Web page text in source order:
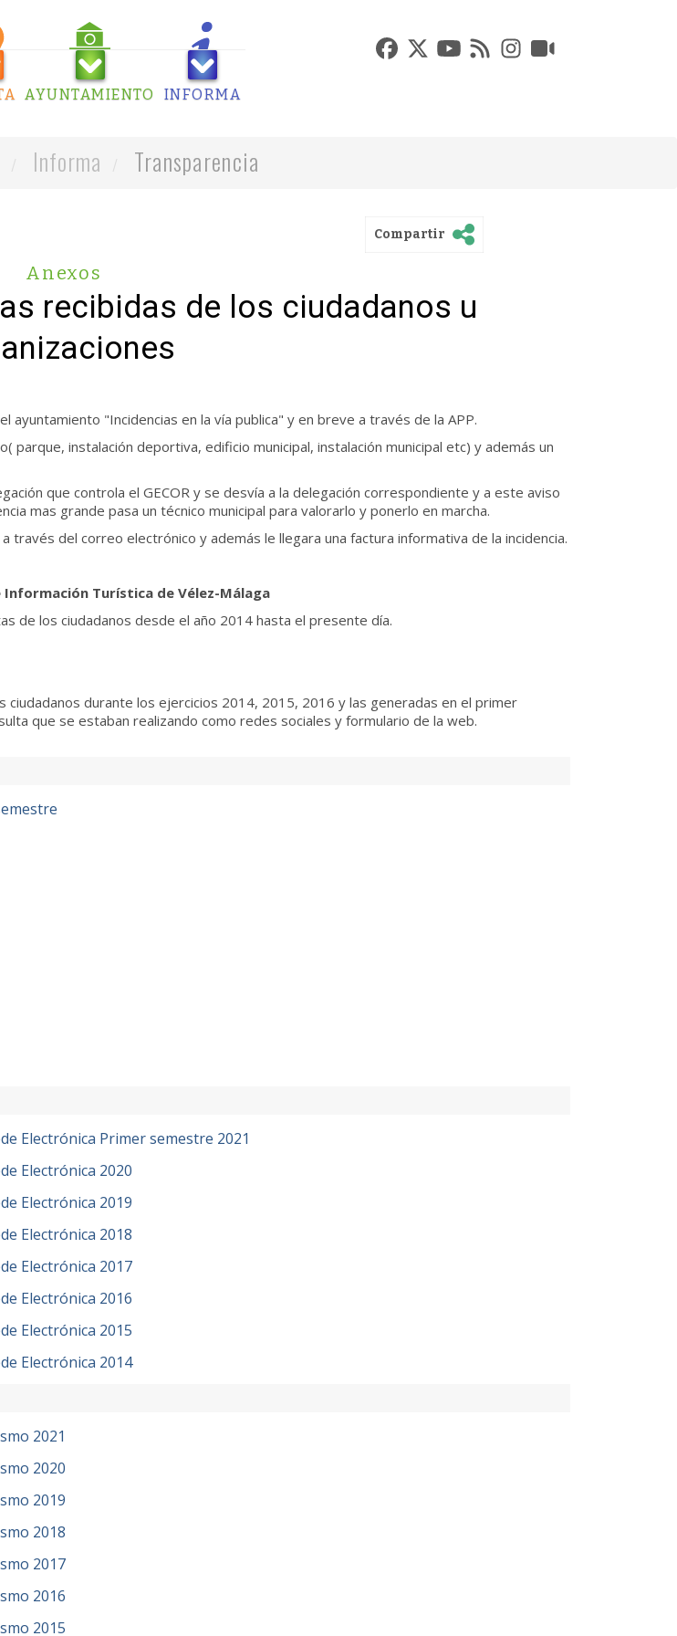
AYUNTAMIENTO INFORMA
Informa Transparencia
Compartir
Anexos
recibidas de los ciudadanos u
"Incidencias en la vía publica" y en breve a través de la APP.
parque, instalación deportiva, edificio municipal, instalación municipal etc) y además un
que controla el GECOR y se desvía a la delegación correspondiente y a este aviso
mas grande pasa un técnico municipal para valorarlo y ponerlo en marcha.
través del correo electrónico y además le llegara una factura informativa de la incidencia.
Turística de Vélez-Málaga
de los ciudadanos desde el año 2014 hasta el presente día.
durante los ejercicios 2014, 2015, 2016 y las generadas en el primer
que se estaban realizando como redes sociales y formulario de la web.
Electrónica Primer semestre 2021
Electrónica 2020
Electrónica 2019
Electrónica 2018
Electrónica 2017
Electrónica 2016
Electrónica 2015
Electrónica 2014
2021
2020
2019
2018
2017
2016
2015